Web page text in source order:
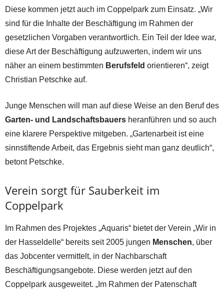
Diese kommen jetzt auch im Coppelpark zum Einsatz. „Wir
sind für die Inhalte der Beschäftigung im Rahmen der
gesetzlichen Vorgaben verantwortlich. Ein Teil der Idee war,
diese Art der Beschäftigung aufzuwerten, indem wir uns
näher an einem bestimmten Berufsfeld orientieren“, zeigt
Christian Petschke auf.
Junge Menschen will man auf diese Weise an den Beruf des
Garten- und Landschaftsbauers heranführen und so auch
eine klarere Perspektive mitgeben. „Gartenarbeit ist eine
sinnstiftende Arbeit, das Ergebnis sieht man ganz deutlich“,
betont Petschke.
Verein sorgt für Sauberkeit im
Coppelpark
Im Rahmen des Projektes „Aquaris“ bietet der Verein „Wir in
der Hasseldelle“ bereits seit 2005 jungen Menschen, über
das Jobcenter vermittelt, in der Nachbarschaft
Beschäftigungsangebote. Diese werden jetzt auf den
Coppelpark ausgeweitet. „Im Rahmen der Patenschaft